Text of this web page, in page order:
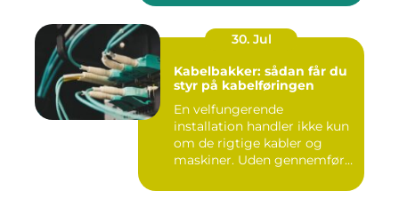
30. Jul
Kabelbakker: sådan får du
styr på kabelføringen
En velfungerende
installation handler ikke kun
om de rigtige kabler og
maskiner. Uden gennemført